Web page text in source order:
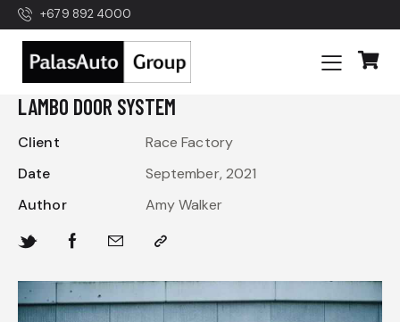
+679 892 4000
LAMBO DOOR SYSTEM
Client
Race Factory
Date
September, 2021
Author
Amy Walker